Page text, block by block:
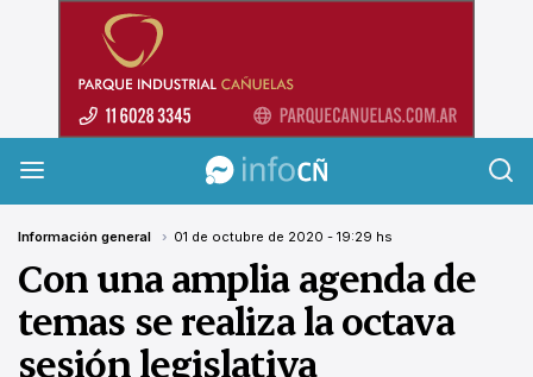
Información general 01 de octubre de 2020 - 19:29 hs
Con una amplia agenda de
temas se realiza la octava
sesión legislativa